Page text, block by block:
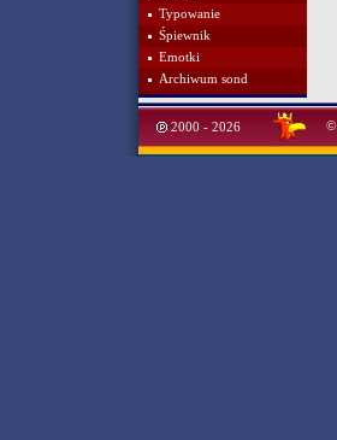
Typowanie
Śpiewnik
Emotki
Archiwum sond
2000 - 2026 ©